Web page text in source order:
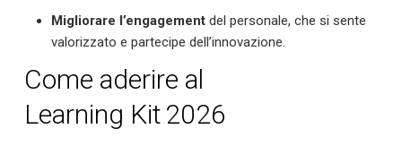
Migliorare l’engagement del personale, che si sente
valorizzato e partecipe dell’innovazione.
Come aderire al
Learning Kit 2026